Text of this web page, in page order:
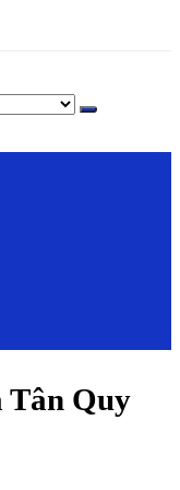
Tân Quy